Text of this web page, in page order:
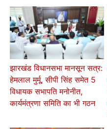
झारखंड विधानसभा मानसून सत्र:
हेमलाल मुर्मू, सीपी सिंह समेत 5
विधायक सभापति मनोनीत,
कार्यमंत्रणा समिति का भी गठन